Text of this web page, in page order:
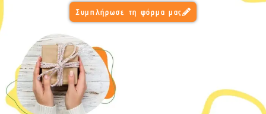
Συμπλήρωσε τη φόρμα μας